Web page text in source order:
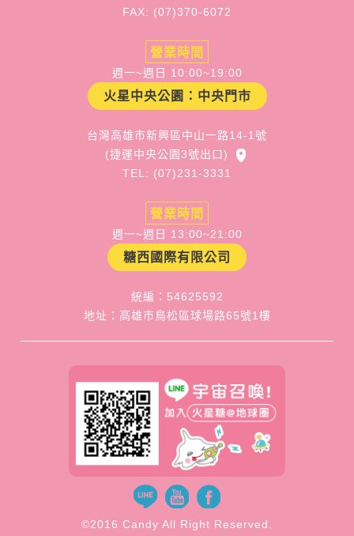
FAX: (07)370-6072
營業時間
週一~週日 10:00~19:00
火星中央公園：中央門市
台灣高雄市新興區中山一路14-1號
(捷運中央公園3號出口)
TEL: (07)231-3331
營業時間
週一~週日 13:00~21:00
糖西國際有限公司
統編：54625592
地址：高雄市鳥松區球場路65號1樓
©2016 Candy All Right Reserved.